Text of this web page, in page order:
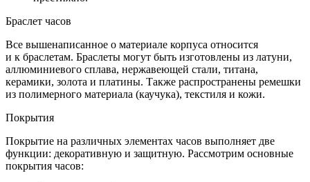
Браслет часов
Все вышенаписанное о материале корпуса относится
и к браслетам. Браслеты могут быть изготовлены из латуни,
аллюминиевого сплава, нержавеющей стали, титана,
керамики, золота и платины. Также распространены ремешки
из полимерного материала (каучука), текстиля и кожи.
Покрытия
Покрытие на различных элементах часов выполняет две
функции: декоративную и защитную. Рассмотрим основные
покрытия часов: